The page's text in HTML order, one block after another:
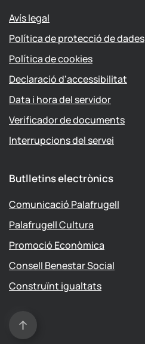
Avís legal
Política de protecció de dades
Política de cookies
Declaració d'accessibilitat
Data i hora del servidor
Verificador de documents
Interrupcions del servei
Butlletins electrònics
Comunicació Palafrugell
Palafrugell Cultura
Promoció Econòmica
Consell Benestar Social
Construïnt igualtats